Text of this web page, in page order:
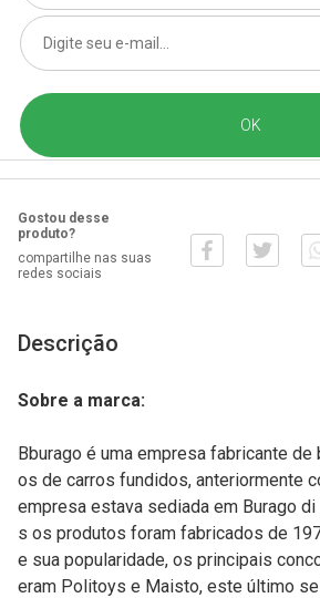
Gostou desse
produto?
compartilhe nas suas
redes sociais
Descrição
Sobre a marca:
Bburago é uma empresa fabricante
os de carros fundidos, anteriormente
empresa estava sediada em Burago
s os produtos foram fabricados de
e sua popularidade, os principais
eram Politoys e Maisto, este último